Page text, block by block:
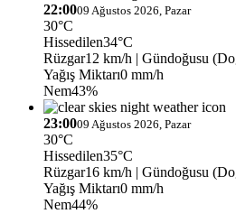
22:0009 Ağustos 2026, Pazar
30°C
Hissedilen34°C
Rüzgar12 km/h | Gündoğusu
Yağış Miktarı0 mm/h
Nem43%
23:0009 Ağustos 2026, Pazar
30°C
Hissedilen35°C
Rüzgar16 km/h | Gündoğusu
Yağış Miktarı0 mm/h
Nem44%